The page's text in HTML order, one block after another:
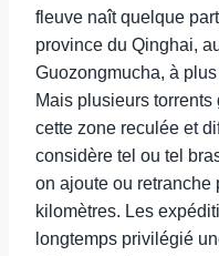
fleuve naît quelque
province du Qinghai,
Guozongmucha, à
Mais plusieurs
cette zone reculée et
considère tel ou tel
on ajoute ou
kilomètres. Les
longtemps privilégié